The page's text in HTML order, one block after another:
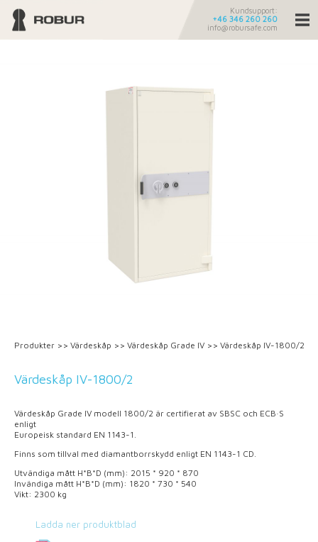
Kundsupport:
+46 346 260 260
info@robursafe.com
Produkter >> Värdeskåp >> Värdeskåp Grade IV >> Värdeskåp IV-1800/2
Värdeskåp IV-1800/2
Värdeskåp Grade IV modell 1800/2 är certifierat av SBSC och ECB·S
enligt
Europeisk standard EN 1143-1.
Finns som tillval med diamantborrskydd enligt EN 1143-1 CD.
Utvändiga mått H*B*D (mm): 2015 * 920 * 870
Invändiga mått H*B*D (mm): 1820 * 730 * 540
Vikt: 2300 kg
Ladda ner produktblad